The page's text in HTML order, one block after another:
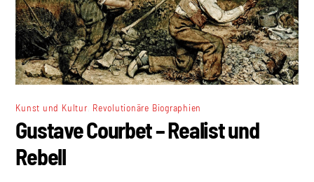
Kunst und Kultur Revolutionäre Biographien
Gustave Courbet – Realist und
Rebell